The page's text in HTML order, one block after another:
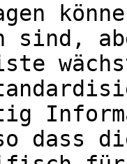
sind,
dass